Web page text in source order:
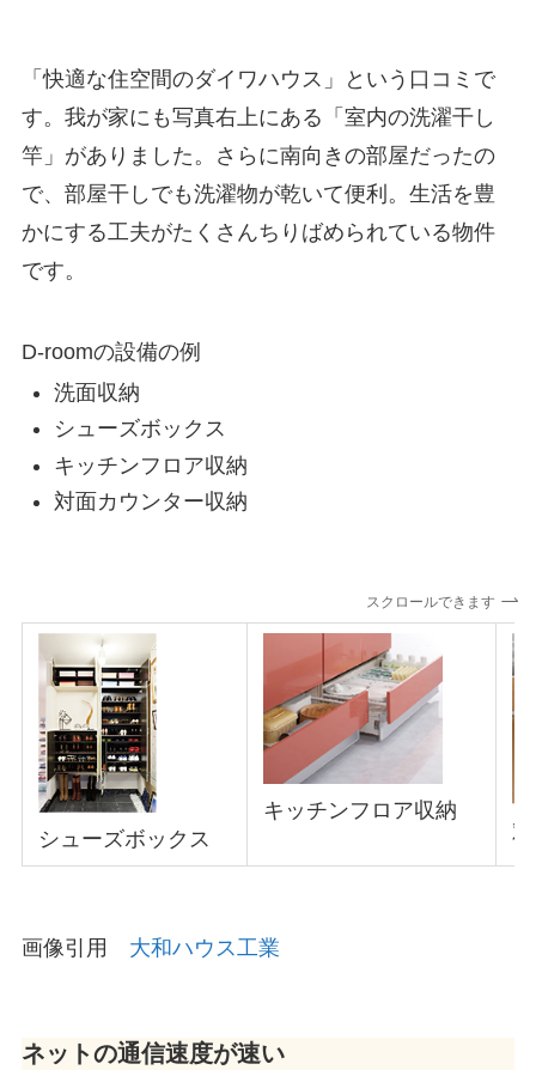
「快適な住空間のダイワハウス」という口コミで
す。我が家にも写真右上にある「室内の洗濯干し
竿」がありました。さらに南向きの部屋だったの
で、部屋干しでも洗濯物が乾いて便利。生活を豊
かにする工夫がたくさんちりばめられている物件
です。
D-roomの設備の例
洗面収納
シューズボックス
キッチンフロア収納
対面カウンター収納
スクロールできます
シューズボックス
キッチンフロア収納
画像引用 大和ハウス工業
ネットの通信速度が速い